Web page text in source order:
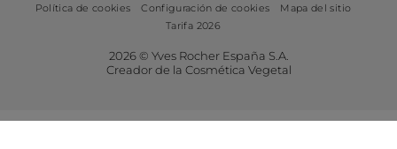
Política de cookies
Configuración de cookies
Mapa del sitio
Tarifa 2026
2026 © Yves Rocher España S.A.
Creador de la Cosmética Vegetal